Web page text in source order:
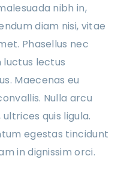
nibh in,
diam nisi, vitae
Phasellus nec
luctus lectus
Maecenas eu
Nulla arcu
quis ligula.
egestas tincidunt
in dignissim orci.